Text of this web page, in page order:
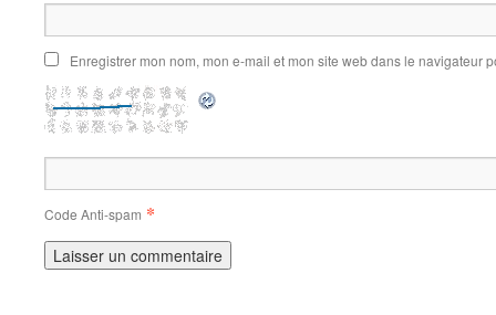
Enregistrer mon nom, mon e-mail et mon site web dans le navigateur
Code Anti-spam *